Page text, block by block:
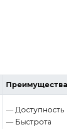
Преимущества
— Доступность
— Быстрота